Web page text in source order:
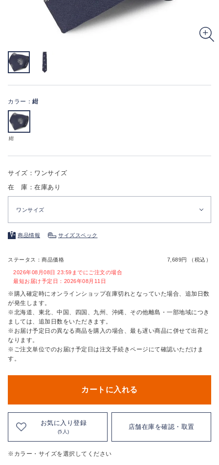
カラー： 紺
紺
サイズ：ワンサイズ
在 庫：在庫あり
ワンサイズ
商品情報 サイズスペック
ステータス：商品価格 7,689円 （税込）
2026年08月08日 23:59までにご注文の場合
最短お届け予定日：2026年08月11日
※購入確定時にオンラインショップ在庫切れとなっていた場合、追加日数
が発生します。
※北海道、東北、中国、四国、九州、沖縄、その他離島・一部地域につき
ましては、追加日数をいただきます。
※お届け予定日の異なる商品を購入の場合、最も遅い商品に併せて出荷と
なります。
※ご注文単位でのお届け予定日は注文手続きページにて確認いただけま
す。
カートに入れる
お気に入り登録
(5人)
店舗在庫を確認・取置
※カラー・サイズを選択してください